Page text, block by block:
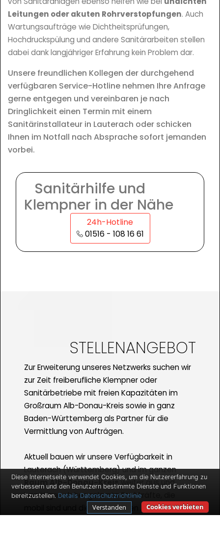
Leitungen oder akuten Rohrverstopfungen. Auch
Wartungsaufträge wie Dichtheitsprüfungen,
Hochdruckspülung und andere Sanitärarbeiten stellen
dabei dank langjähriger Erfahrung kein Problem dar.
Unsere freundlichen Kollegen der durchgehend
verfügbaren Service-Hotline nehmen Ihre Anfrage
gerne entgegen und vereinbaren je nach
Dringlichkeit einen Termin mit einem
Sanitärinstallateur in Lauterach oder schicken
Ihnen im Notfall nach Absprache sofort jemanden
vorbei.
Sanitärhilfe und
Klempner in der Nähe
24h-Hotline
01516 - 108 16 61
STELLENANGEBOT
Zur Erweiterung unseres Netzwerks suchen wir
zur Zeit freiberufliche Klempner oder
Sanitärbetriebe mit freien Kapazitäten im
Großraum Alb-Donau-Kreis sowie in ganz
Baden-Württemberg als Partner für die
Vermittlung von Aufträgen.
Aktuell bauen wir unsere Verfügbarkeit in
Lauterach (Württemberg) und im ganzen
Raum Alb-Donau-Kreisweiter aus und
benötigen daher gelernte Fachkräfte, die
mobil sind und die vermittelten Aufträge
Diese Internetseite verwendet Cookies, um die Nutzererfahrung zu
verbessern und den Benutzern bestimmte Dienste und Funktionen
bereitzustellen. Details Datenschutzrichtlinie
Cookies verbieten
Verstanden